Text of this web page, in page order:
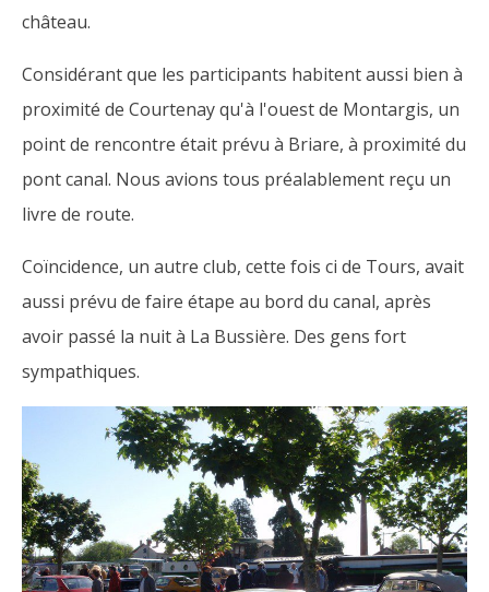
château.
Considérant que les participants habitent aussi bien à
proximité de Courtenay qu'à l'ouest de Montargis, un
point de rencontre était prévu à Briare, à proximité du
pont canal. Nous avions tous préalablement reçu un
livre de route.
Coïncidence, un autre club, cette fois ci de Tours, avait
aussi prévu de faire étape au bord du canal, après
avoir passé la nuit à La Bussière. Des gens fort
sympathiques.